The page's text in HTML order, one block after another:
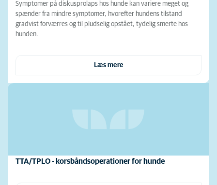
Symptomer på diskusprolaps hos hunde kan variere meget og
spænder fra mindre symptomer, hvorefter hundens tilstand
gradvist forværres og til pludselig opstået, tydelig smerte hos
hunden.
Læs mere
TTA/TPLO - korsbåndsoperationer for hunde